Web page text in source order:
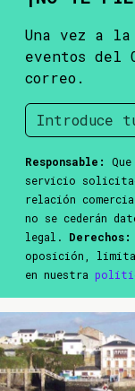
Una vez a la
eventos del
correo.
Responsable:
servicio
relación
no se cederán
legal. Derechos:
oposición,
en nuestra